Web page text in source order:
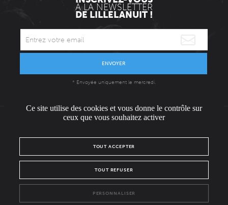
À LA NEWSLETTER
DE LILLELANUIT !
ENVOYER
* Envoyée uniquement le mercredi.
L'ÉQUIPE
POLITIQUE DE CONFIDENTIALITÉ
FacebookInstagram
Ce site utilise des cookies et vous donne le contrôle sur
ceux que vous souhaitez activer
TOUT ACCEPTER
TOUT REFUSER
PERSONNALISER